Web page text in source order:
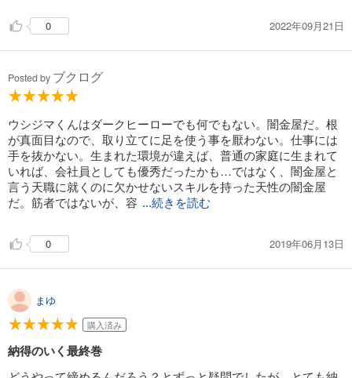
0 2022年09月21日
Posted by ブクログ
ウシジマくんはダークヒーローでも何でもない。闇金屋だ。根
が真面目なので、取り立てに足を使う事を厭わない。仕事には
手を抜かない。生まれた環境が違えば、普通の家庭に生まれて
いれば、会社員としても優秀だったかも…ではなく、闇金屋と
言う天職に就くのに欠かせないスキルを持った天性の闇金屋
だ。筋者ではないが、容 ...続きを読む
0 2019年06月13日
まゆ
購入済み
納得のいく最終巻